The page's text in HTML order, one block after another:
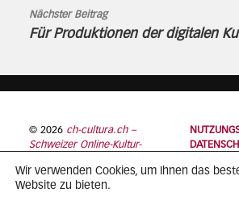
Nächster Beitrag
Für Produktionen der digitalen
© 2026 ch-cultura.ch –
Schweizer Online-Kultur-
Wir verwenden Cookies, um Ihnen das
Website zu bieten.